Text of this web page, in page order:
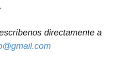
directamente a